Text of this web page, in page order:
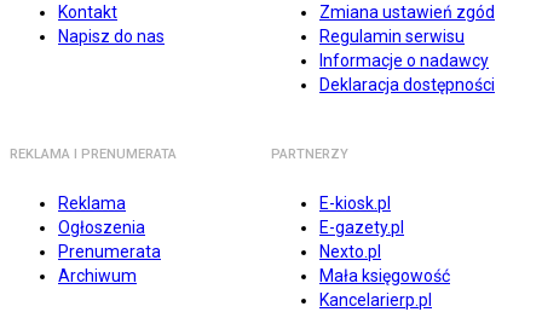
Kontakt
Napisz do nas
Zmiana ustawień zgód
Regulamin serwisu
Informacje o nadawcy
Deklaracja dostępności
REKLAMA I PRENUMERATA
Reklama
Ogłoszenia
Prenumerata
Archiwum
PARTNERZY
E-kiosk.pl
E-gazety.pl
Nexto.pl
Mała księgowość
Kancelarierp.pl